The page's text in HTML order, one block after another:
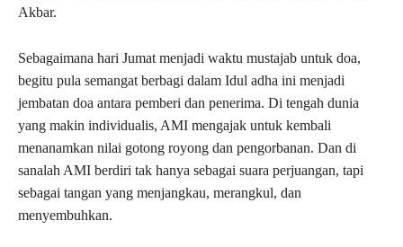
Akbar.
Sebagaimana hari Jumat menjadi waktu mustajab untuk doa,
begitu pula semangat berbagi dalam Idul adha ini menjadi
jembatan doa antara pemberi dan penerima. Di tengah dunia
yang makin individualis, AMI mengajak untuk kembali
menanamkan nilai gotong royong dan pengorbanan. Dan di
sanalah AMI berdiri tak hanya sebagai suara perjuangan, tapi
sebagai tangan yang menjangkau, merangkul, dan
menyembuhkan.